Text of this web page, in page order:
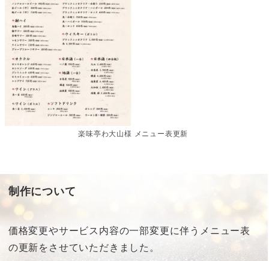
楽味亭わ大山様 メニュー表更新
制作について
価格変更やサービス内容の一部変更に伴うメニュー表
の更新をさせていただきました。